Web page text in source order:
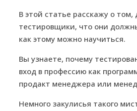
В этой статье расскажу о
тестировщики, что они
как этому можно научиться.
Вы узнаете, почему
вход в профессию как
продакт менеджера или
Немного закулисья такого